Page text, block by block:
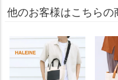
他のお客様はこちらの